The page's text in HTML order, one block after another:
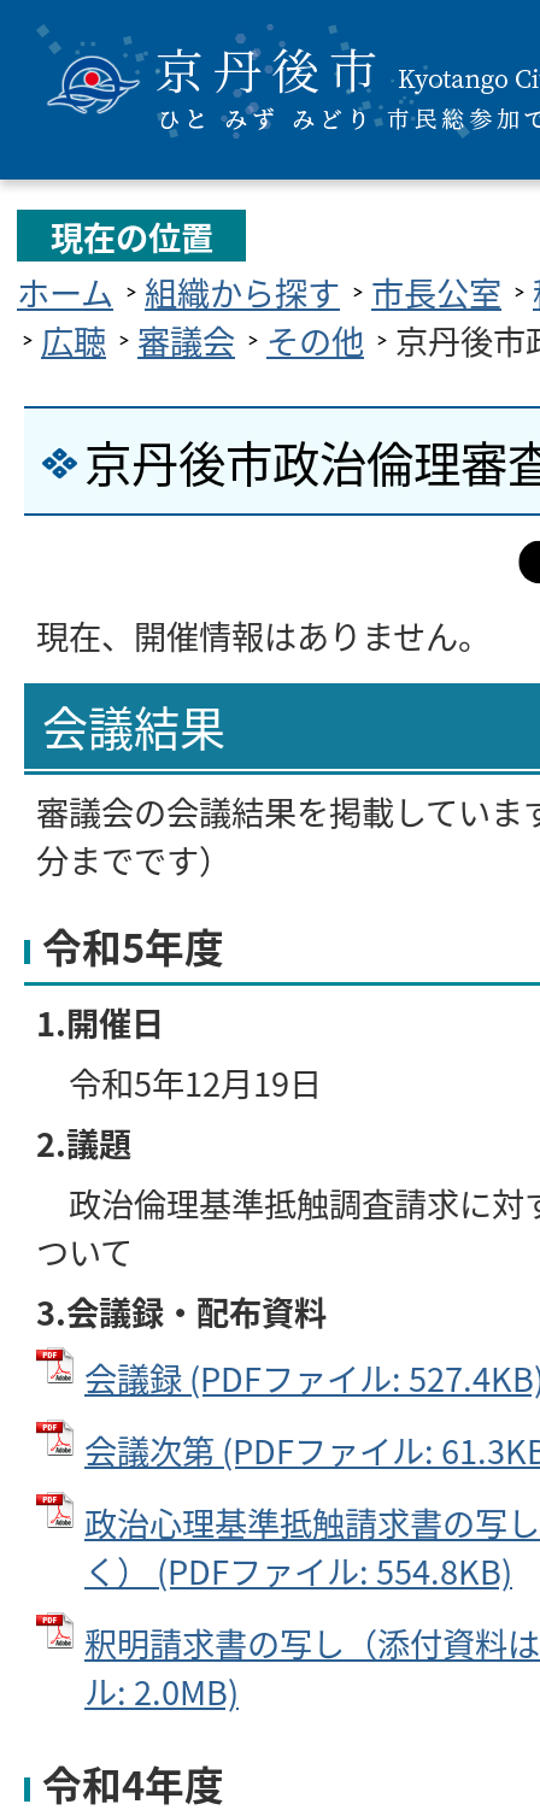
現在の位置
ホーム
組織から探す 市長公室
広聴
審議会 その他 京丹後市
京丹後市政治倫理審
現在、開催情報はありません。
会議結果
審議会の会議結果を掲載していま
分までです）
令和5年度
1.開催日
令和5年12月19日
2.議題
政治倫理基準抵触調査請求に対
ついて
3.会議録・配布資料
会議録 (PDFファイル:
会議次第 (PDFファイル:
政治心理基準抵触請求書の写
く） (PDFファイル: 554.8KB)
釈明請求書の写し（添付資料
ル: 2.0MB)
令和4年度